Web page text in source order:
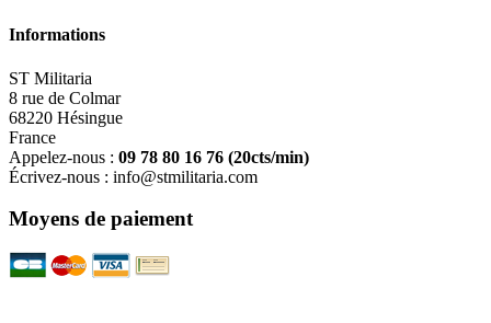
Informations
ST Militaria
8 rue de Colmar
68220 Hésingue
France
Appelez-nous : 09 78 80 16 76 (20cts/min)
Écrivez-nous : info@stmilitaria.com
Moyens de paiement